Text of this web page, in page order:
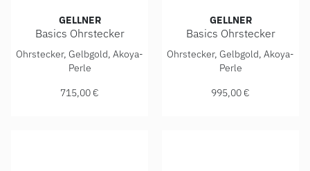
GELLNER
Basics Ohrstecker
Gellner Basics Ohrstecker, Ref: 5-23691-01, Preis: 715,00
Ohrstecker, Gelbgold, Akoya-
Perle
715,00 €
GELLNER
Basics Ohrstecker
Gellner Basics Ohrstecker,
Ohrstecker, Gelbgold, Akoya-
Perle
995,00 €